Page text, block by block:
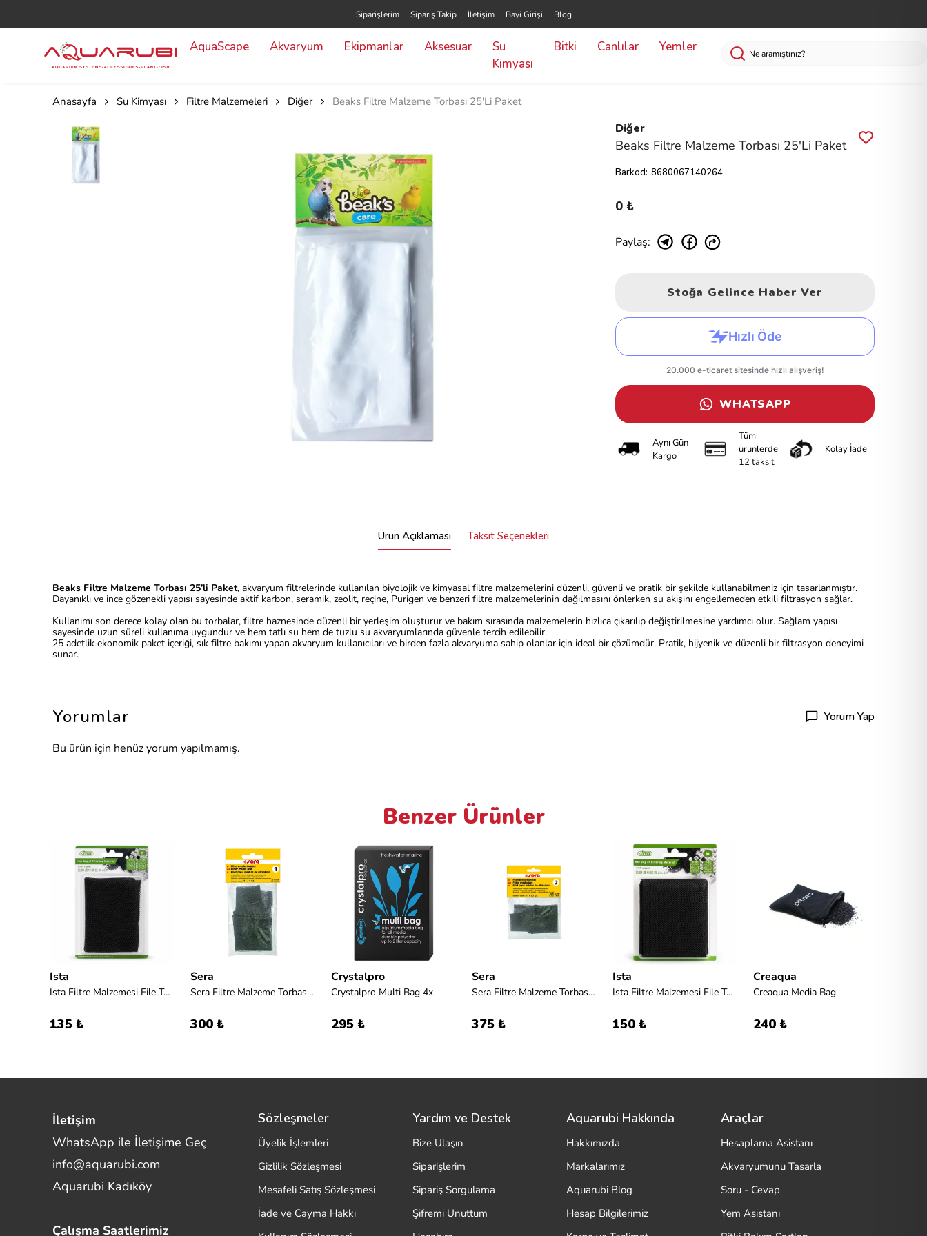
Siparişlerim Sipariş Takip İletişim Bayi Girişi Blog
AquaScape Akvaryum Ekipmanlar Aksesuar
Su
Kimyası
Bitki Canlılar Yemler
Anasayfa Su Kimyası Filtre Malzemeleri Diğer Beaks Filtre Malzeme Torbası 25'Li Paket
Diğer
Beaks Filtre Malzeme Torbası 25'Li Paket
Barkod: 8680067140264
0 ₺
Paylaş:
Stoğa Gelince Haber Ver
WHATSAPP
Aynı Gün
Kargo
Tüm
ürünlerde
12 taksit
Kolay İade
Ürün Açıklaması Taksit Seçenekleri
Beaks Filtre Malzeme Torbası 25’li Paket, akvaryum filtrelerinde kullanılan biyolojik ve kimyasal filtre malzemelerini düzenli, güvenli ve pratik bir şekilde kullanabilmeniz için tasarlanmıştır.
Dayanıklı ve ince gözenekli yapısı sayesinde aktif karbon, seramik, zeolit, reçine, Purigen ve benzeri filtre malzemelerinin dağılmasını önlerken su akışını engellemeden etkili filtrasyon sağlar.
Kullanımı son derece kolay olan bu torbalar, filtre haznesinde düzenli bir yerleşim oluşturur ve bakım sırasında malzemelerin hızlıca çıkarılıp değiştirilmesine yardımcı olur. Sağlam yapısı
sayesinde uzun süreli kullanıma uygundur ve hem tatlı su hem de tuzlu su akvaryumlarında güvenle tercih edilebilir.
25 adetlik ekonomik paket içeriği, sık filtre bakımı yapan akvaryum kullanıcıları ve birden fazla akvaryuma sahip olanlar için ideal bir çözümdür. Pratik, hijyenik ve düzenli bir filtrasyon deneyimi
sunar.
Yorumlar Yorum Yap
Bu ürün için henüz yorum yapılmamış.
Benzer Ürünler
Ista
Ista Filtre Malzemesi File Torbası 15x20cm S
135 ₺
Sera
Sera Filtre Malzeme Torbası No1
300 ₺
Crystalpro
Crystalpro Multi Bag 4x
295 ₺
Sera
Sera Filtre Malzeme Torbası No2
375 ₺
Ista
Ista Filtre Malzemesi File Torbası 28x32cm M
150 ₺
Creaqua
Creaqua Media Bag
240 ₺
Sözleşmeler
Üyelik İşlemleri
Gizlilik Sözleşmesi
Mesafeli Satış Sözleşmesi
İade ve Cayma Hakkı
Yardım ve Destek
Bize Ulaşın
Siparişlerim
Sipariş Sorgulama
Şifremi Unuttum
Aquarubi Hakkında
Hakkımızda
Markalarımız
Aquarubi Blog
Hesap Bilgilerimiz
Araçlar
Hesaplama Asistanı
Akvaryumunu Tasarla
Soru - Cevap
Yem Asistanı
İletişim
WhatsApp ile İletişime Geç
info@aquarubi.com
Aquarubi Kadıköy
Çalışma Saatlerimiz
Merhaba! Size nasıl yardımcı
olabilirim?